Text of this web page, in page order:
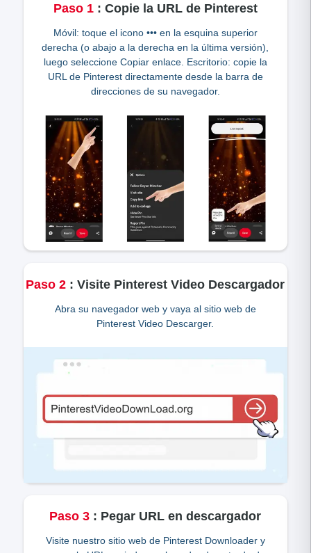
Paso 1 : Copie la URL de Pinterest
Móvil: toque el icono ••• en la esquina superior
derecha (o abajo a la derecha en la última versión),
luego seleccione Copiar enlace. Escritorio: copie la
URL de Pinterest directamente desde la barra de
direcciones de su navegador.
Paso 2 :Visite Pinterest Video Descargador
Abra su navegador web y vaya al sitio web de
Pinterest Video Descarger.
Paso 3 : Pegar URL en descargador
Visite nuestro sitio web de Pinterest Downloader y